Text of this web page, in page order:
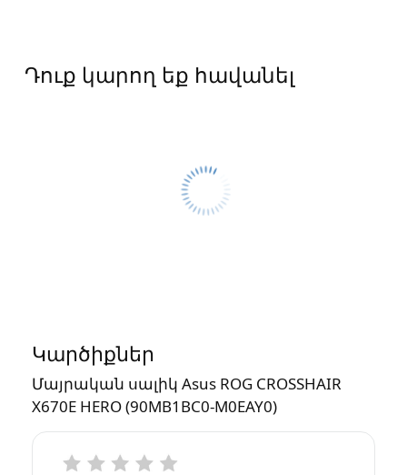
Դուք կարող եք հավանել
Կարծիքներ
Մայրական սալիկ Asus ROG CROSSHAIR
X670E HERO (90MB1BC0-M0EAY0)